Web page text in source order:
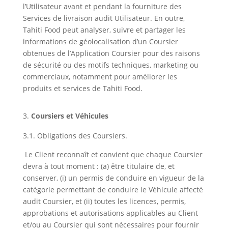
l’Utilisateur avant et pendant la fourniture des
Services de livraison audit Utilisateur. En outre,
Tahiti Food peut analyser, suivre et partager les
informations de géolocalisation d’un Coursier
obtenues de l’Application Coursier pour des raisons
de sécurité ou des motifs techniques, marketing ou
commerciaux, notamment pour améliorer les
produits et services de Tahiti Food.
Coursiers et Véhicules
3.1. Obligations des Coursiers.
Le Client reconnaît et convient que chaque Coursier
devra à tout moment : (a) être titulaire de, et
conserver, (i) un permis de conduire en vigueur de la
catégorie permettant de conduire le Véhicule affecté
audit Coursier, et (ii) toutes les licences, permis,
approbations et autorisations applicables au Client
et/ou au Coursier qui sont nécessaires pour fournir